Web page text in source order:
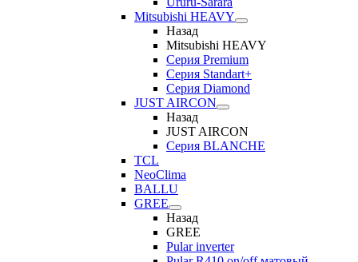
Mitsubishi HEAVY
Назад
Mitsubishi HEAVY
Серия Premium
Серия Standart+
Серия Diamond
JUST AIRCON
Назад
JUST AIRCON
Серия BLANCHE
TCL
NeoClima
BALLU
GREE
Назад
GREE
Pular inverter